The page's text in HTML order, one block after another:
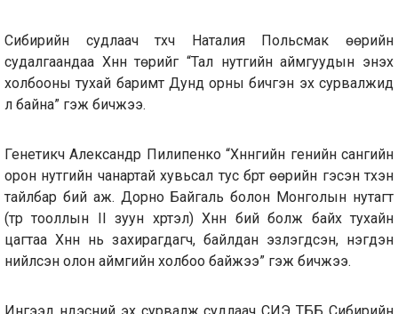
Сибирийн судлаач түүхч Наталия Польсмак өөрийн
судалгаандаа Хүннү төрийг “Тал нутгийн аймгуудын энэхүү
холбооны тухай баримт Дунд орны бичгэн эх сурвалжид
л байна” гэж бичжээ.
Генетикч Александр Пилипенко “Хүннүгийн генийн сангийн
орон нутгийн чанартай хувьсал тус бүрт өөрийн гэсэн түүхэн
тайлбар бий аж. Дорно Байгаль болон Монголын нутагт
(түрүү тооллын II зуун хүртэл) Хүннү бий болж байх тухайн
цагтаа Хүннү нь захирагдагч, байлдан эзлэгдсэн, нэгдэн
нийлсэн олон аймгийн холбоо байжээ” гэж бичжээ.
Ингээд үндэсний эх сурвалж судлаач СИЭ ТББ Сибирийн